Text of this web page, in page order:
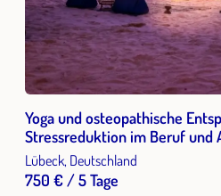
Yoga und osteopathische
Stressreduktion im Beruf und
Lübeck, Deutschland
750 € / 5 Tage